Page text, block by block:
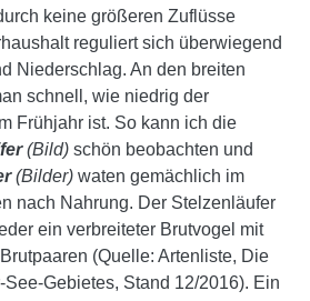
keine größeren Zuflüsse
reguliert sich überwiegend
Niederschlag. An den breiten
schnell, wie niedrig der
Frühjahr ist. So kann ich die
(Bild) schön beobachten und
(Bilder) waten gemächlich im
nach Nahrung. Der Stelzenläufer
ein verbreiteter Brutvogel mit
(Quelle: Artenliste, Die
Gebietes, Stand 12/2016). Ein